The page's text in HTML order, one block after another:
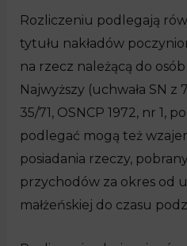
Rozliczeniu podlegają
tytułu nakładów
na rzecz należącą do
Najwyższy (uchwała SN z
35/71, OSNCP 1972, nr 1,
podlegać mogą też
posiadania rzeczy,
przychodów za okres od
małżeńskiej do czasu